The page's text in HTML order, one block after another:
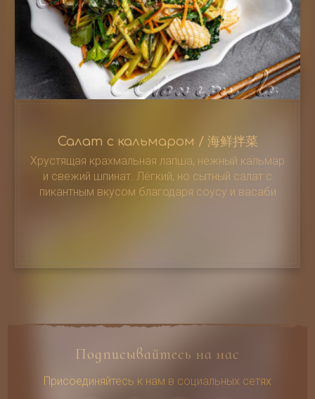
Салат с кальмаром / 海鲜拌菜
Хрустящая крахмальная лапша, нежный кальмар
и свежий шпинат. Лёгкий, но сытный салат с
пикантным вкусом благодаря соусу и васаби
Подписывайтесь на нас
Присоединяйтесь к нам в социальных сетях